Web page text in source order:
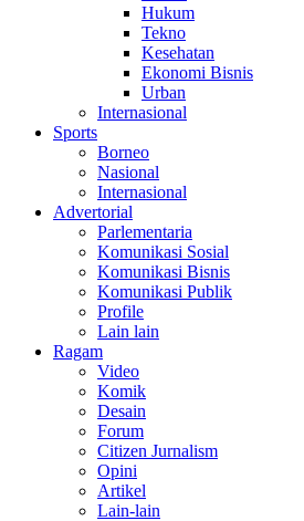
Hukum
Tekno
Kesehatan
Ekonomi Bisnis
Urban
Internasional
Sports
Borneo
Nasional
Internasional
Advertorial
Parlementaria
Komunikasi Sosial
Komunikasi Bisnis
Komunikasi Publik
Profile
Lain lain
Ragam
Video
Komik
Desain
Forum
Citizen Jurnalism
Opini
Artikel
Lain-lain